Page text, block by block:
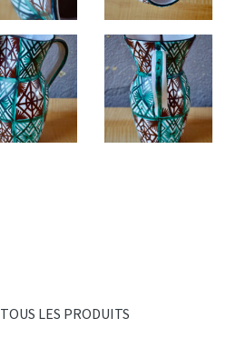
TOUS LES PRODUITS